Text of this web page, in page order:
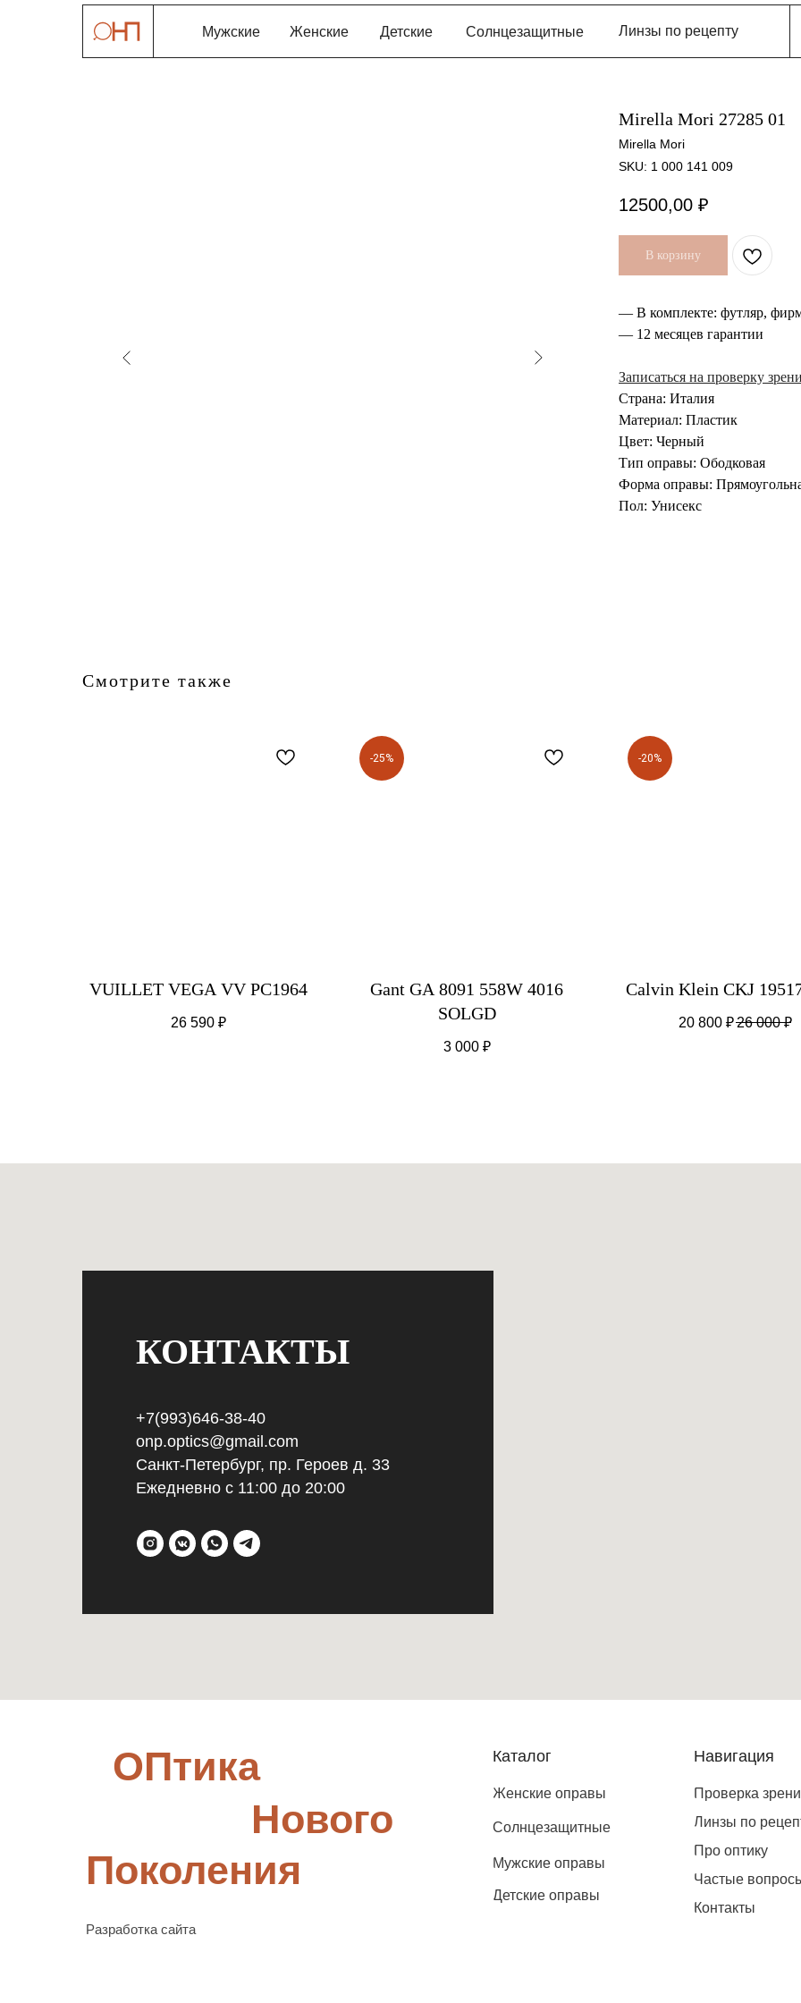
Женские
Мужские Солнцезащитные
Детские Линзы по рецепту
Mirella Mori 27285 01
Mirella Mori
SKU: 1 000 141 009
12500,00 ₽
В корзину
— В комплекте: футляр,
— 12 месяцев гарантии
Записаться на проверку
Страна: Италия
Материал: Пластик
Цвет: Черный
Тип оправы: Ободковая
Форма оправы:
Пол: Унисекс
Смотрите также
VUILLET VEGA VV PC1964
26 590 ₽
-25%
Gant GA 8091 558W 4016
SOLGD
3 000 ₽
-20%
Calvin Klein CKJ
20 800 ₽26 000 ₽
КОНТАКТЫ
+7(993)646-38-40
onp.optics@gmail.com
Санкт-Петербург, пр. Героев д. 33
Ежедневно с 11:00 до 20:00
ОПтика
Разработка сайта
Солнцезащитные
Детские оправы
Женские оправы
Мужские оправы
Каталог Навигация
Нового
Поколения
Проверка
Про оптику
Частые
Контакты
Линзы по